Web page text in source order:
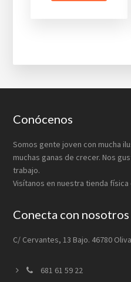
Footer
Conócenos
Somos gente joven con mucha
muchas ganas de crecer. Nos
trabajo.
Visítanos en nuestra tienda física
Conecta con nosotros
C/ Cervantes, 13 Bajo. 46780 Oliva
681 61 59 22